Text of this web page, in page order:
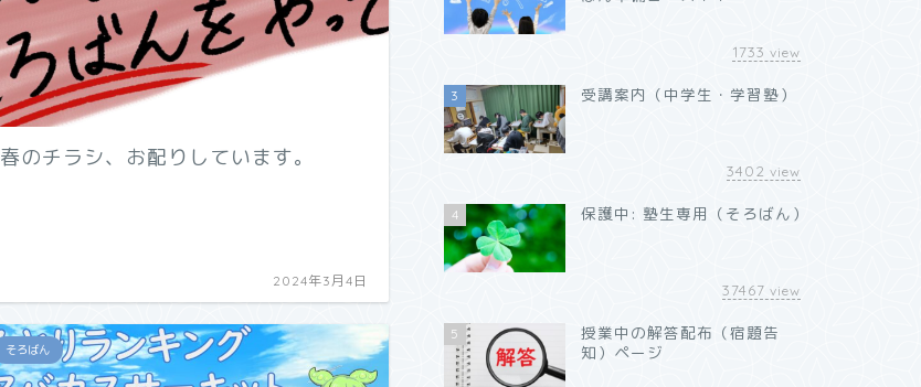
春のチラシ、お配りしています。
2024年3月4日
そろばん
1733 view
3 受講案内（中学生・学習塾）
3402 view
4 保護中: 塾生専用（そろばん）
37467 view
5
授業中の解答配布（宿題告
知）ページ